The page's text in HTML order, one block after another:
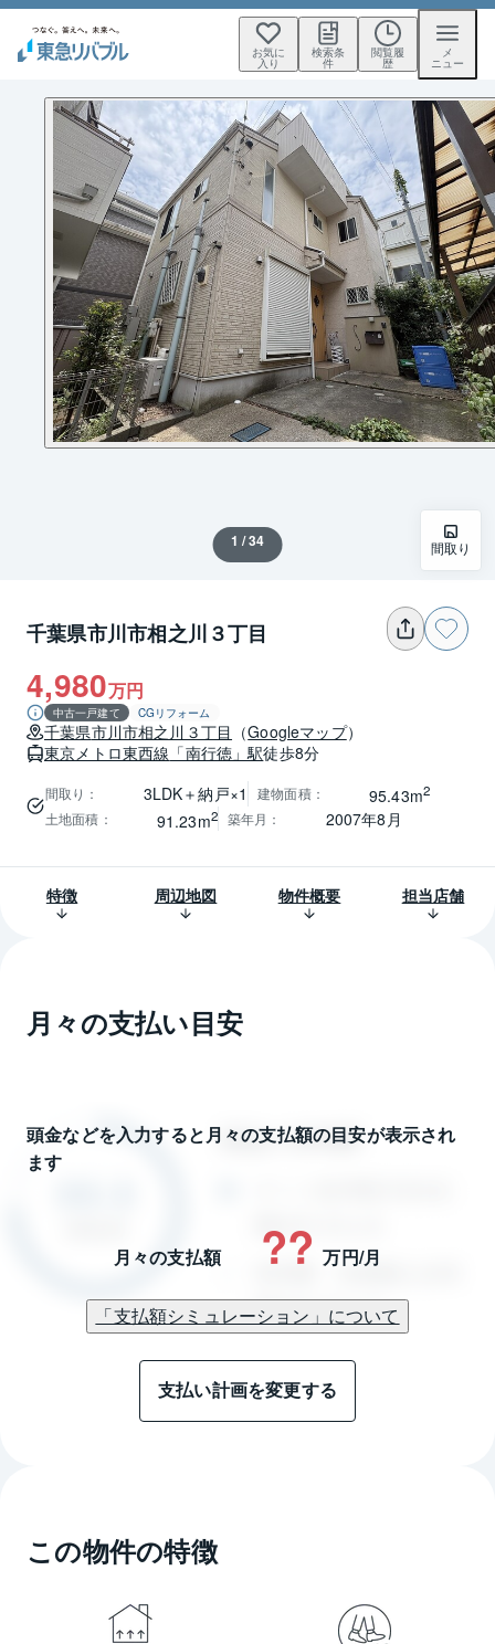
お気に
入り
検索条
件
閲覧履
歴
メ
ニュー
1 / 34 間取り
千葉県市川市相之川３丁目
4,980万円
中古一戸建て CGリフォーム
千葉県市川市相之川３丁目 （Googleマップ）
東京メトロ東西線 「南行徳」駅徒歩8分
間取り ： 3LDK＋納戸×1 建物面積： 95.43m2
土地面積 ： 91.23m2 築年月 ： 2007年8月
特徴 周辺地図 物件概要 担当店舗
月々の支払い目安
頭金などを入力すると月々の支払額の目安が表示され
ます
月々の支払額 ?? 万円/月
「支払額シミュレーション」について
支払い計画を変更する
この物件の特徴